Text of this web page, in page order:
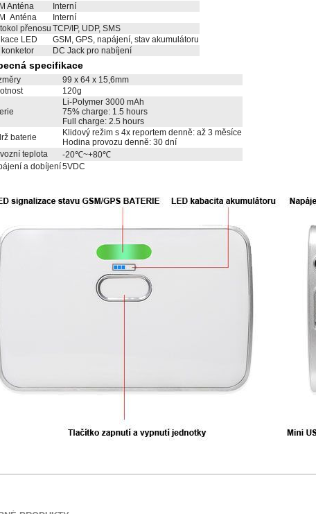
Anténa
Interní
Anténa
Interní
přenosu TCP/IP, UDP, SMS
LED
GSM, GPS, napájení, stav akumulátoru
konketor
DC Jack pro nabíjení
specifikace
99 x 64 x 15,6mm
120g
Li-Polymer 3000 mAh
75% charge: 1.5 hours
Full charge: 2.5 hours
baterie
Klidový režim s 4x reportem denně: až 3 měsíce
Hodina provozu denně: 30 dní
teplota
-20℃~+80℃
a dobíjení5VDC